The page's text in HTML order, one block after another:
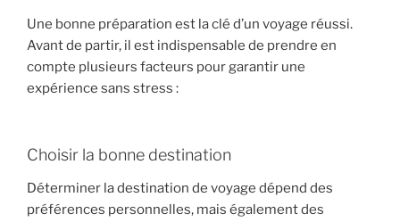
Une bonne préparation est la clé d’un voyage réussi.
Avant de partir, il est indispensable de prendre en
compte plusieurs facteurs pour garantir une
expérience sans stress :
Choisir la bonne destination
Déterminer la destination de voyage dépend des
préférences personnelles, mais également des